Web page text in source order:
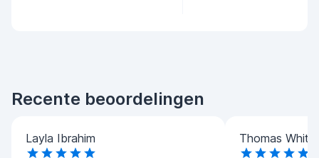
Recente beoordelingen
Layla Ibrahim Thomas White